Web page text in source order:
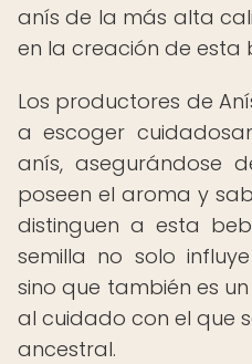
anís de la más alta
en la creación de esta
Los productores de
a escoger
anís, asegurándose
poseen el aroma y
distinguen a esta
semilla no solo
sino que también es
al cuidado con el que
ancestral.